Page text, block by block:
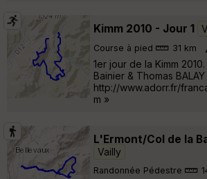
Kimm 2010 - Jour 1
Course à pied 31 km
1er jour de la Kimm
Bainier & Thomas BALAY
http://www.adorr.fr/
m »
L'Ermont/Col de la
Vailly
Randonnée Pédestre